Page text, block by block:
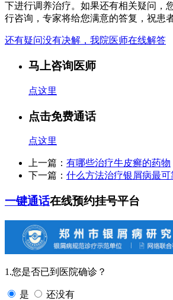
下进行调养治疗。如果还有相关疑问，
行咨询，专家将给您满意的答复，祝患
还有疑问没有决解，我院医师在线解答
马上咨询医师
点这里
点击免费通话
点这里
上一篇： 有哪些治疗牛皮癣的药物
下一篇： 什么方法治疗银屑病最可
一键通话在线预约挂号平台
1.您是否已到医院确诊？
是 还没有